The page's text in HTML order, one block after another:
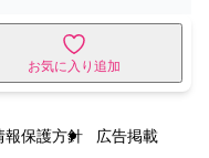
お気に入り追加
報保護方針
広告掲載